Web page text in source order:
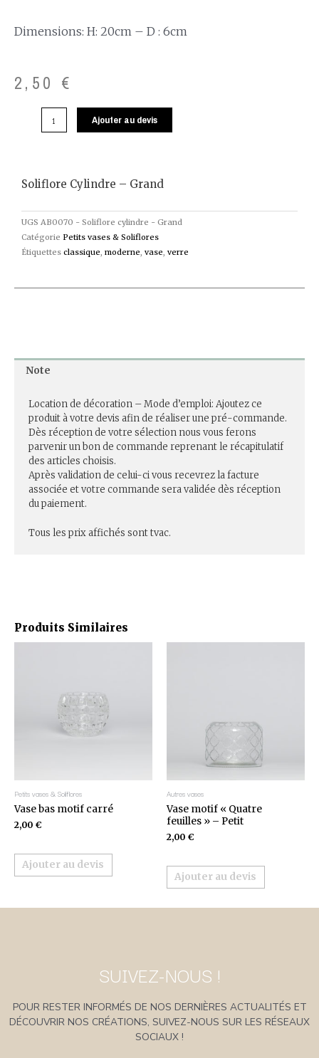
Dimensions: H: 20cm – D : 6cm
2,50 €
Ajouter au devis
Produits Similaires
Petits vases & Soliflores
Vase bas motif carré
2,00 €
Ajouter au devis
Autres vases
Vase motif « Quatre
feuilles » – Petit
2,00 €
Ajouter au devis
Soliflore Cylindre – Grand
UGS AB0070 - Soliflore cylindre - Grand
Catégorie Petits vases & Soliflores
Étiquettes classique, moderne, vase, verre
Note
Location de décoration – Mode d’emploi: Ajoutez ce
produit à votre devis afin de réaliser une pré-commande.
Dès réception de votre sélection nous vous ferons
parvenir un bon de commande reprenant le récapitulatif
des articles choisis.
Après validation de celui-ci vous recevrez la facture
associée et votre commande sera validée dès réception
du paiement.
Tous les prix affichés sont tvac.
SUIVEZ-NOUS !
POUR RESTER INFORMÉS DE NOS DERNIÈRES ACTUALITÉS ET
DÉCOUVRIR NOS CRÉATIONS, SUIVEZ-NOUS SUR LES RÉSEAUX
SOCIAUX !